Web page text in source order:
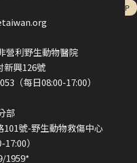
營利野生動物醫院
新興126號
（每日08:00-17:00）
部
101號-野生動物救傷中心
）
1959*
P